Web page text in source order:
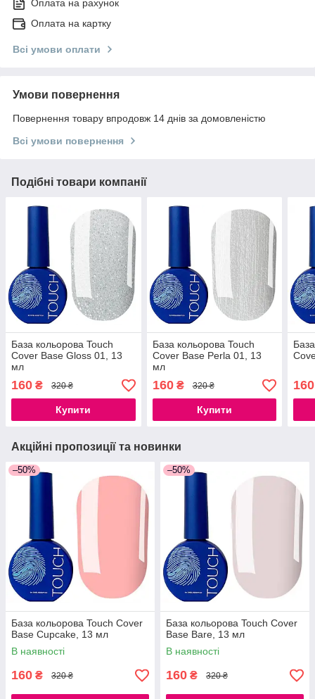
Оплата на рахунок
Оплата на картку
Всі умови оплати
Умови повернення
Повернення товару впродовж 14 днів за домовленістю
Всі умови повернення
Подібні товари компанії
База кольорова Touch
Cover Base Gloss 01, 13
мл
160 ₴ 320 ₴
Купити
База кольорова Touch
Cover Base Perla 01, 13
мл
160₴ 320 ₴
Купити
160
Акційні пропозиції та новинки
–50%
База кольорова Touch Cover
Base Cupcake, 13 мл
В наявності
160 ₴ 320 ₴
–50%
База кольорова Touch Cover
Base Bare, 13 мл
В наявності
160 ₴ 320 ₴